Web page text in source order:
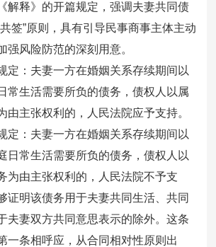
解释》的开篇规定，强调夫妻共同债
签”原则，具有引导民事商事主体主动
强风险防范的深刻用意。
定：夫妻一方在婚姻关系存续期间以
常生活需要所负的债务，债权人以属
由主张权利的，人民法院应予支持。
定：夫妻一方在婚姻关系存续期间以
日常生活需要所负的债务，债权人以
为由主张权利的，人民法院不予支
证明该债务用于夫妻共同生活、共同
夫妻双方共同意思表示的除外。这条
一条相呼应，从合同相对性原则出